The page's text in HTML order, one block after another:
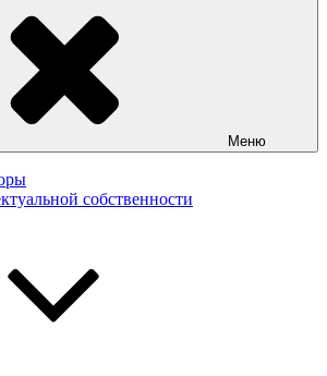
Меню
собственности